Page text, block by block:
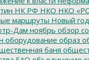
НК РФ НКО НКО
маршруты Новый год
Дам ноябрь обзор
оборудование образ
баня